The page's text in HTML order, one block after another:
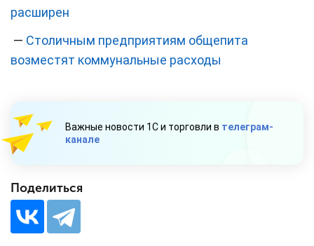
расширен
— Столичным предприятиям общепита
возместят коммунальные расходы
Важные новости 1С и торговли в телеграм-
канале
Поделиться